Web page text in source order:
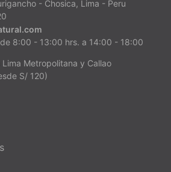
- Chosica, Lima - Peru
de 8:00 - 13:00 hrs. a 14:00 - 18:00
Lima Metropolitana y Callao
S/ 120)